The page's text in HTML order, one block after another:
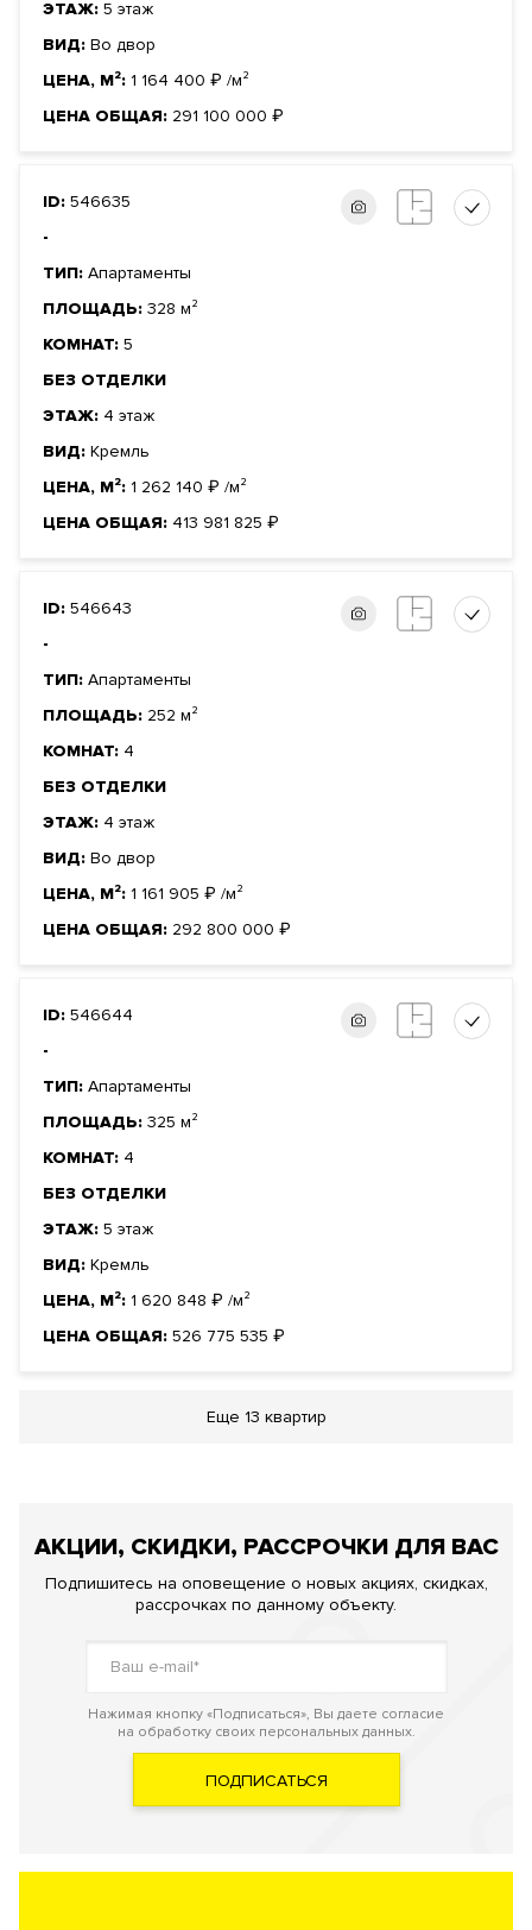
ЭТАЖ: 5 этаж
ВИД: Во двор
ЦЕНА, М²: 1 164 400 ₽ /м²
ЦЕНА ОБЩАЯ: 291 100 000 ₽
ID: 546635
-
ТИП: Апартаменты
ПЛОЩАДЬ: 328 м²
КОМНАТ: 5
БЕЗ ОТДЕЛКИ
ЭТАЖ: 4 этаж
ВИД: Кремль
ЦЕНА, М²: 1 262 140 ₽ /м²
ЦЕНА ОБЩАЯ: 413 981 825 ₽
ID: 546643
-
ТИП: Апартаменты
ПЛОЩАДЬ: 252 м²
КОМНАТ: 4
БЕЗ ОТДЕЛКИ
ЭТАЖ: 4 этаж
ВИД: Во двор
ЦЕНА, М²: 1 161 905 ₽ /м²
ЦЕНА ОБЩАЯ: 292 800 000 ₽
ID: 546644
-
ТИП: Апартаменты
ПЛОЩАДЬ: 325 м²
КОМНАТ: 4
БЕЗ ОТДЕЛКИ
ЭТАЖ: 5 этаж
ВИД: Кремль
ЦЕНА, М²: 1 620 848 ₽ /м²
ЦЕНА ОБЩАЯ: 526 775 535 ₽
Еще 13 квартир
АКЦИИ, СКИДКИ, РАССРОЧКИ ДЛЯ ВАС
Подпишитесь на оповещение о новых акциях, скидках,
рассрочках по данному объекту.
Нажимая кнопку «Подписаться», Вы даете согласие
на обработку своих персональных данных.
ПОДПИСАТЬСЯ